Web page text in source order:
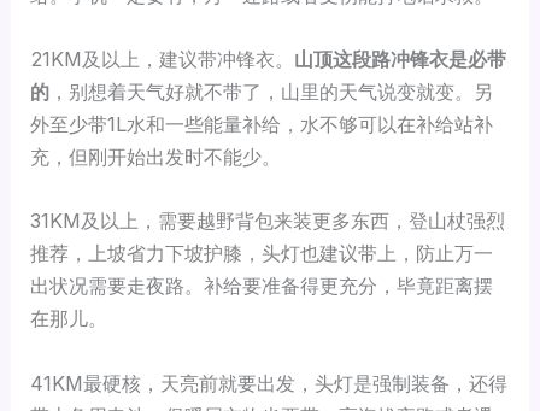
21KM及以上，建议带冲锋衣。 山顶这段路冲锋衣是必带
的 ，别想着天气好就不带了，山里的天气说变就变。另
外至少带1L水和一些能量补给，水不够可以在补给站补
充，但刚开始出发时不能少。
31KM及以上，需要越野背包来装更多东西，登山杖强烈
推荐，上坡省力下坡护膝，头灯也建议带上，防止万一
出状况需要走夜路。补给要准备得更充分，毕竟距离摆
在那儿。
41KM最硬核，天亮前就要出发，头灯是强制装备，还得